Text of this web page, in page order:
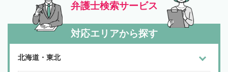
弁護士検索サービス
対応エリアから探す
北海道・東北